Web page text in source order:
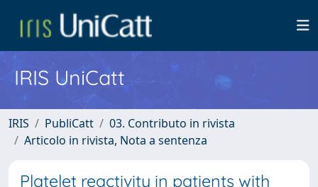
IRIS UniCatt
IRIS PubliCatt
03. Contributo in rivista
Articolo in rivista, Nota a sentenza
Platelet reactivity in patients with